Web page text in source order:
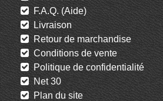
F.A.Q. (Aide)
Livraison
Retour de marchandise
Conditions de vente
Politique de confidentialité
Net 30
Plan du site